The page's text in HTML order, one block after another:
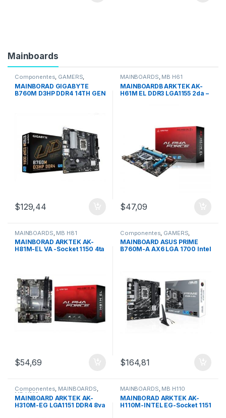
Mainboards
Componentes, GAMERS,
MAINBOARDS
MAINBORAD GIGABYTE
B760M D3HP DDR4 14TH GEN
$129,44
MAINBOARDS, MB H61
MAINBOARDB ARKTEK AK-
H61M EL DDR3 LGA1155 2da –
$47,09
MAINBOARDS MB H81
MAINBORAD ARKTEK AK-
H81M-EL VA -Socket 1150 4ta
$54,69
Componentes GAMERS
MAINBOARDS
MAINBOARD ASUS PRIME
B760M-A AX6 LGA 1700 Intel
$164,81
Componentes, MAINBOARDS,
MB H310
MAINBOARD ARKTEK AK-
H310M-EG LGA1151 DDR4 8va
MAINBOARDS, MB H110
MAINBORAD ARKTEK AK-
H110M-INTEL EG-Socket 1151